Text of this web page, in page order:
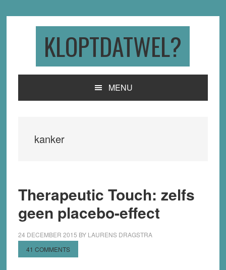
KLOPTDATWEL?
MENU
kanker
Therapeutic Touch: zelfs
geen placebo-effect
24 DECEMBER 2015 BY LAURENS DRAGSTRA
41 COMMENTS